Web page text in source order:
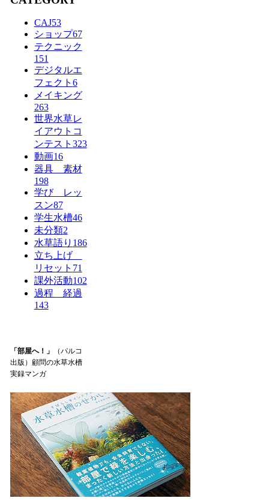
CAJ53
ショップ67
テクニック
151
デジタルエ
フェクト 6
メイキング
263
世界水草レ
イアウトコ
ンテスト 323
動画16
器具 素材
198
学び レッ
スン87
学生水槽46
未分類2
水草語り 186
立ち上げ
リセット 71
課外活動102
過程 経過
143
「部屋へ！」
（パルコ
出版）顧問の水草水槽
実録マンガ